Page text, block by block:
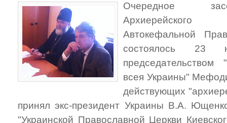
Очередное
Архиерейского
Автокефальной
состоялось
председательством
всея Украины"
действующих
принял экс-президент Украины В.А.
"Украинской Православной Церкви